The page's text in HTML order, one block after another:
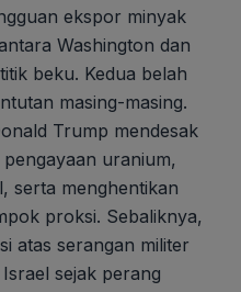
ekspor minyak
Washington dan
beku. Kedua belah
masing-masing.
Trump mendesak
uranium,
serta menghentikan
proksi. Sebaliknya,
atas serangan militer
sejak perang